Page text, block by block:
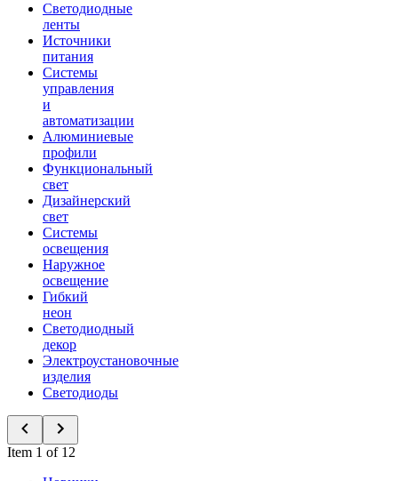
Светодиодные
ленты
Источники
питания
Системы
управления
и
автоматизации
Алюминиевые
профили
Функциональный
свет
Дизайнерский
свет
Системы
освещения
Наружное
освещение
Гибкий
неон
Светодиодный
декор
Электроустановочные
изделия
Светодиоды
Item 1 of 12